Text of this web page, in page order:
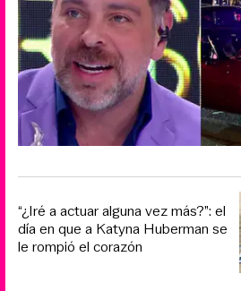
“¿Iré a actuar alguna vez más?”: el
día en que a Katyna Huberman se
le rompió el corazón